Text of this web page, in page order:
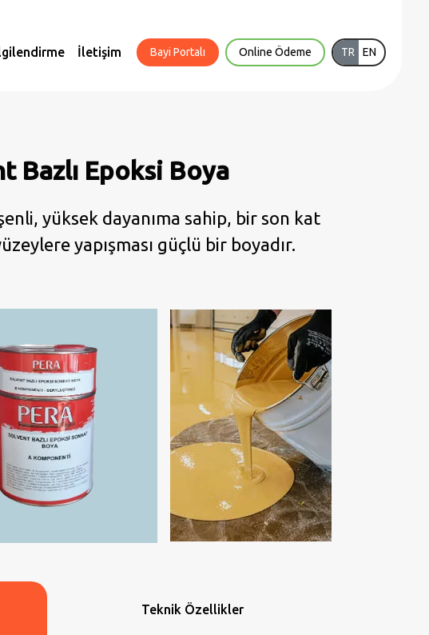
İletişim Bayi Portalı Online Ödeme TR EN
Bazlı Epoksi Boya
yüksek dayanıma sahip, bir son kat
yapışması güçlü bir boyadır.
Teknik Özellikler